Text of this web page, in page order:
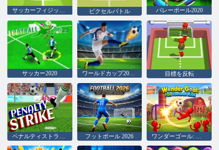
サッカーフィジックス2 ピクセルバトル バレーボール2020
サッカー2020 ワールドカップ2020サッカー 目標を反転
ペナルティストライク フットボール 2026 ワンダーゴール: 楽しいフットボールキック